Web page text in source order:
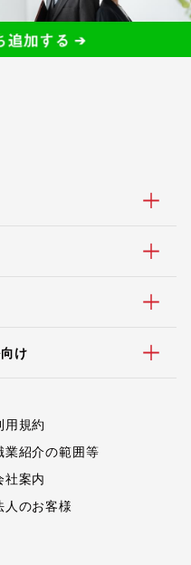
け
用規約
業紹介の範囲等
社案内
人のお客様